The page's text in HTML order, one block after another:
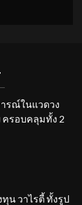
รณ์ในแวดวง
ครอบคลุมทั้ง 2
น วาไรตี้ ทั้งรูป